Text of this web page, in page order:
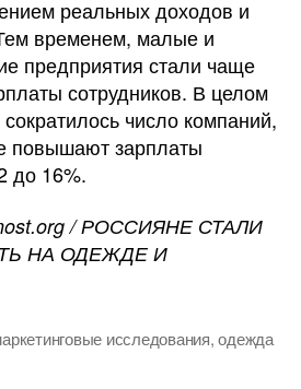
реальных доходов и
временем, малые и
предприятия стали чаще
сотрудников. В целом
число компаний,
повышают зарплаты
до 16%.
/ РОССИЯНЕ СТАЛИ
НА ОДЕЖДЕ И
исследования,одежда